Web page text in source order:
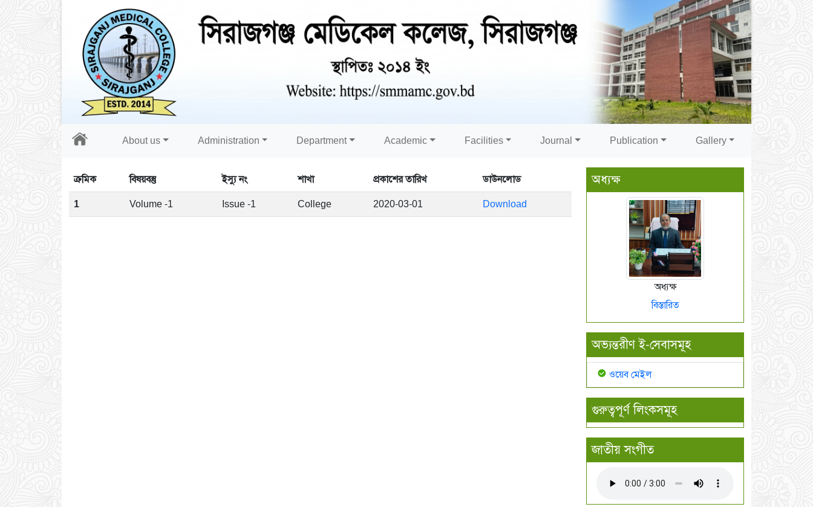
About us Administration Department Academic Facilities Journal Publication Gallery
ক্রমিক বিষয়বস্তু ইস্যু নং শাখা প্রকাশের তারিখ ডাউনলোড
1 Volume -1 Issue -1 College 2020-03-01 Download
অধ্যক্ষ
অধ্যক্ষ
বিস্তারিত
অভ্যন্তরীণ ই-সেবাসমূহ
ওয়েব মেইল
গুরুত্বপূর্ণ লিংকসমূহ
জাতীয় সংগীত